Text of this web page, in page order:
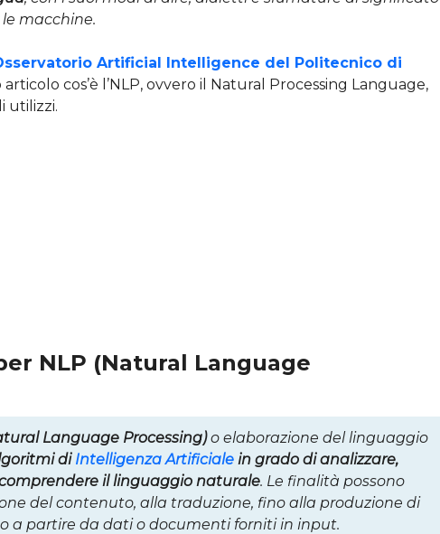
macchine.
Artificial Intelligence del Politecnico di
cos’è l’NLP, ovvero il Natural Processing Language,
utilizzi.
NLP (Natural Language
Language Processing)o elaborazione del linguaggio
di Intelligenza Artificiale in grado di analizzare,
il linguaggio naturale. Le finalità possono
del contenuto, alla traduzione, fino alla produzione di
a partire da dati o documenti forniti in input.